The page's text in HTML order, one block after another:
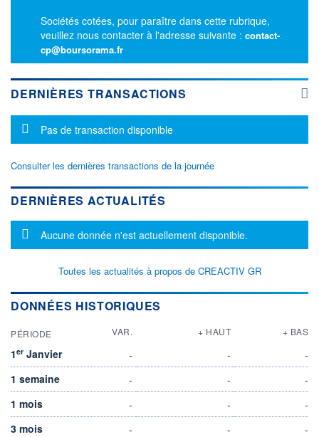
Sociétés cotées, pour paraître dans cette rubrique,
veuillez nous contacter à l'adresse suivante : contact-
cp@boursorama.fr
DERNIÈRES TRANSACTIONS
Message d'information
Pas de transaction disponible
Consulter les dernières transactions de la journée
DERNIÈRES ACTUALITÉS
Message d'information
Aucune donnée n'est actuellement disponible.
Toutes les actualités à propos de CREACTIV GR
DONNÉES HISTORIQUES
PÉRIODE VAR. + HAUT + BAS
1er Janvier - -
-
1 semaine
- -
-
1 mois
- -
-
3 mois
- -
-